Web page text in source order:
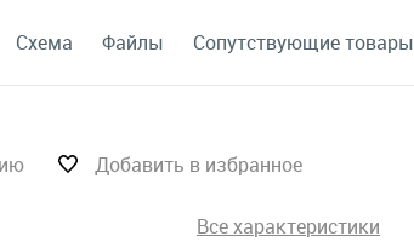
Схема Файлы Сопутствующие товары
Добавить в избранное
Все характеристики